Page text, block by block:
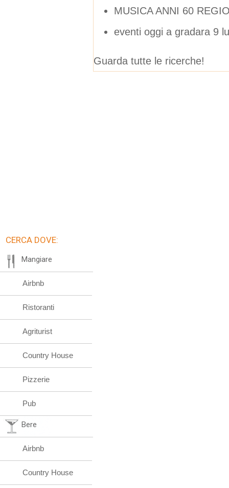
MUSICA ANNI 60
eventi oggi a gradara 9
Guarda tutte le ricerche!
CERCA DOVE:
Mangiare
Airbnb
Ristoranti
Agriturist
Country House
Pizzerie
Pub
Bere
Airbnb
Country House